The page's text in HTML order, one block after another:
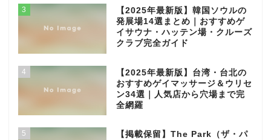
3
【2025年最新版】韓国ソウルの
発展場14選まとめ｜おすすめゲ
イサウナ・ハッテン場・クルーズ
クラブ完全ガイド
4
【2025年最新版】台湾・台北の
おすすめゲイマッサージ＆ウリセ
ン34選｜人気店から穴場まで完
全網羅
5
【掲載保留】The Park（ザ・パ